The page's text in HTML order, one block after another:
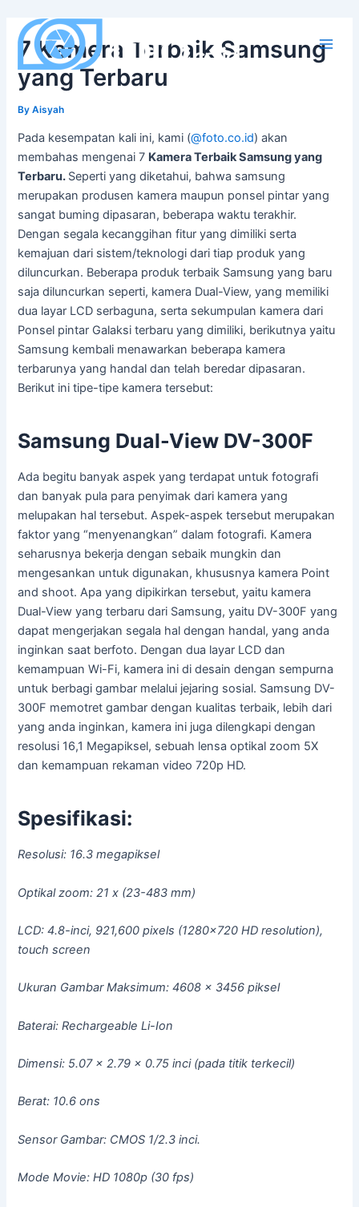
content
Main
7 Kamera Terbaik Samsung
yang Terbaru
ByAisyah
Pada kesempatan kali ini, kami (@foto.co.id) akan
membahas mengenai 7 Kamera Terbaik Samsung yang
Terbaru. Seperti yang diketahui, bahwa samsung
merupakan produsen kamera maupun ponsel pintar yang
sangat buming dipasaran, beberapa waktu terakhir.
Dengan segala kecanggihan fitur yang dimiliki serta
kemajuan dari sistem/teknologi dari tiap produk yang
diluncurkan. Beberapa produk terbaik Samsung yang baru
saja diluncurkan seperti, kamera Dual-View, yang memiliki
dua layar LCD serbaguna, serta sekumpulan kamera dari
Ponsel pintar Galaksi terbaru yang dimiliki, berikutnya yaitu
Samsung kembali menawarkan beberapa kamera
terbarunya yang handal dan telah beredar dipasaran.
Berikut ini tipe-tipe kamera tersebut:
Samsung Dual-View DV-300F
Ada begitu banyak aspek yang terdapat untuk fotografi
dan banyak pula para penyimak dari kamera yang
melupakan hal tersebut. Aspek-aspek tersebut merupakan
faktor yang “menyenangkan” dalam fotografi. Kamera
seharusnya bekerja dengan sebaik mungkin dan
mengesankan untuk digunakan, khususnya kamera Point
and shoot. Apa yang dipikirkan tersebut, yaitu kamera
Dual-View yang terbaru dari Samsung, yaitu DV-300F yang
dapat mengerjakan segala hal dengan handal, yang anda
inginkan saat berfoto. Dengan dua layar LCD dan
kemampuan Wi-Fi, kamera ini di desain dengan sempurna
untuk berbagi gambar melalui jejaring sosial. Samsung DV-
300F memotret gambar dengan kualitas terbaik, lebih dari
yang anda inginkan, kamera ini juga dilengkapi dengan
resolusi 16,1 Megapiksel, sebuah lensa optikal zoom 5X
dan kemampuan rekaman video 720p HD.
Spesifikasi:
Resolusi: 16.3 megapiksel
Optikal zoom: 21 x (23-483 mm)
LCD: 4.8-inci, 921,600 pixels (1280×720 HD resolution),
touch screen
Ukuran Gambar Maksimum: 4608 x 3456 piksel
Baterai: Rechargeable Li-Ion
Dimensi: 5.07 x 2.79 x 0.75 inci (pada titik terkecil)
Berat: 10.6 ons
Sensor Gambar: CMOS 1/2.3 inci.
Mode Movie: HD 1080p (30 fps)